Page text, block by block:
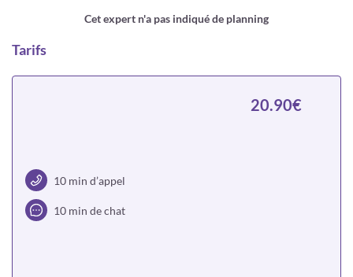
Cet expert n'a pas indiqué de planning
Tarifs
10 min d’appel
10 min de chat
20.90€